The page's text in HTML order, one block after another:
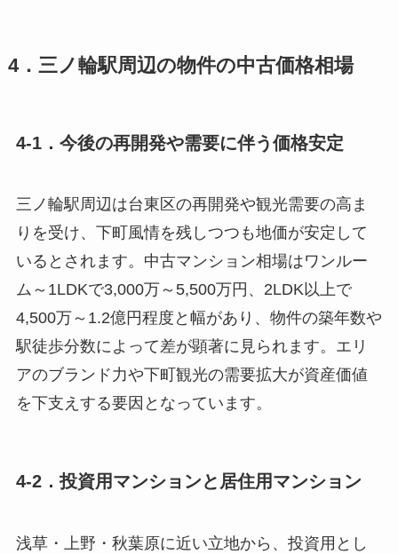
4．三ノ輪駅周辺の物件の中古価格相場
4-1．今後の再開発や需要に伴う価格安定
三ノ輪駅周辺は台東区の再開発や観光需要の高ま
りを受け、下町風情を残しつつも地価が安定して
いるとされます。中古マンション相場はワンルー
ム～1LDKで3,000万～5,500万円、2LDK以上で
4,500万～1.2億円程度と幅があり、物件の築年数や
駅徒歩分数によって差が顕著に見られます。エリ
アのブランド力や下町観光の需要拡大が資産価値
を下支えする要因となっています。
4-2．投資用マンションと居住用マンション
浅草・上野・秋葉原に近い立地から、投資用とし